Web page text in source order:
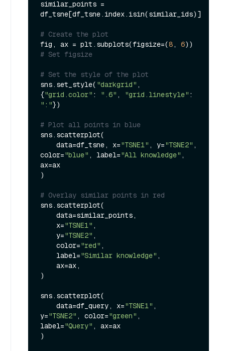
similar_points =
df_tsne[df_tsne.index.isin(similar_ids)]
# Create the plot
fig, ax = plt.subplots(figsize=(8, 6
# Set figsize
# Set the style of the plot
sns.set_style( "darkgrid" ,
{"grid.color" : ".6" , "grid.linestyle"
":"})
# Plot all points in blue
sns.scatterplot(
    data=df_tsne, x=
"TSNE1" , y="TSNE2" ,
color="blue" , label="All knowledge" ,
ax=ax
)
# Overlay similar points in red
sns.scatterplot(
    x=
"TSNE1" ,
    y=
"TSNE2" ,
    color=
"red" ,
    label=
"Similar knowledge" ,
)
sns.scatterplot(
    data=df_query, x=
"TSNE1" ,
y="TSNE2" , color="green" ,
label="Query" , ax=ax
)